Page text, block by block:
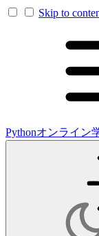
Skip to
Pythonオンライン